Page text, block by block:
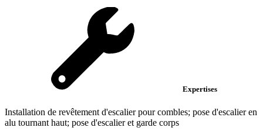
Expertises
Installation de revêtement d'escalier pour combles; pose d'escalier en
alu tournant haut; pose d'escalier et garde corps